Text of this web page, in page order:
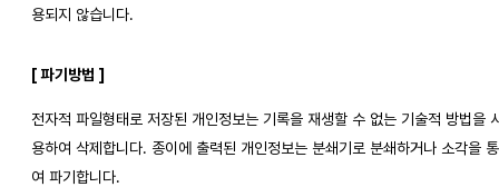
용되지 않습니다.
[ 파기방법 ]
전자적 파일형태로 저장된 개인정보는 기록을 재생할 수 없는 기술적 방법을
용하여 삭제합니다. 종이에 출력된 개인정보는 분쇄기로 분쇄하거나 소각을
여 파기합니다.